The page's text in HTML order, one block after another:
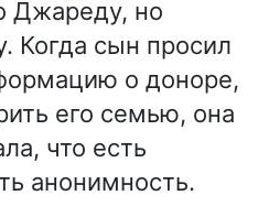
Джареду, но
Когда сын просил
о доноре,
его семью, она
что есть
анонимность.